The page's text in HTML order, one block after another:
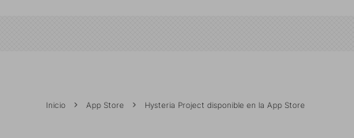
Inicio App Store Hysteria Project disponible en la App Store